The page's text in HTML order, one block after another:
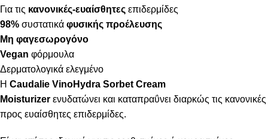
Για τις κανονικές-ευαίσθητες επιδερμίδες
98% συστατικά φυσικής προέλευσης
Μη φαγεσωρογόνο
Vegan φόρμουλα
Δερματολογικά ελεγμένο
Η Caudalie VinoHydra Sorbet Cream
Moisturizer ενυδατώνει και καταπραΰνει διαρκώς τις κανονικές
προς ευαίσθητες επιδερμίδες.